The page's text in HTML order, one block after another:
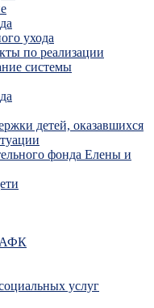
ухода
по реализации
системы
детей, оказавшихся
фонда Елены и
АФК
услуг